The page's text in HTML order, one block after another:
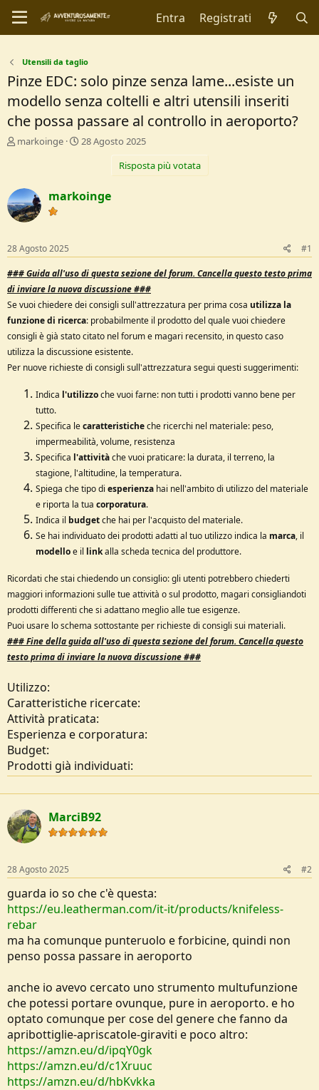
Entra Registrati
Utensili da taglio
Pinze EDC: solo pinze senza lame...esiste un
modello senza coltelli e altri utensili inseriti
che possa passare al controllo in aeroporto?
C
t
o
r
D
i
s
c
u
s
s
i
o
n
e
markoinge
D
d
i
z
o
28 Agosto 2025
Risposta più votata
markoinge
28 Agosto 2025 #1
###Guida all'uso di questa sezione del forum. Cancella questo testo prima
di inviare la nuova discussione ###
Se vuoi chiedere dei consigli sull'attrezzatura per prima cosa utilizza la
funzione di ricerca: probabilmente il prodotto del quale vuoi chiedere
consigli è già stato citato nel forum e magari recensito, in questo caso
utilizza la discussione esistente.
Per nuove richieste di consigli sull'attrezzatura segui questi suggerimenti:
Indica l'utilizzoche vuoi farne: non tutti i prodotti vanno bene per
tutto.
Specifica lecaratteristicheche ricerchi nel materiale: peso,
impermeabilità, volume, resistenza
Specifica l'attivitàche vuoi praticare: la durata, il terreno, la
stagione, l'altitudine, la temperatura.
Spiega che tipo di esperienza hai nell'ambito di utilizzo del materiale
e riporta la tua corporatura.
Indica il budgetche hai per l'acquisto del materiale.
Se hai individuato dei prodotti adatti al tuo utilizzo indica la marca, il
modelloe il linkalla scheda tecnica del produttore.
Ricordati che stai chiedendo un consiglio: gli utenti potrebbero chiederti
maggiori informazioni sulle tue attività o sul prodotto, magari consigliandoti
prodotti differenti che si adattano meglio alle tue esigenze.
Puoi usare lo schema sottostante per richieste di consigli sui materiali.
### Fine della guida all'uso di questa sezione del forum. Cancella questo
testo prima di inviare la nuova discussione ###
Utilizzo:
Caratteristiche ricercate:
Attività praticata:
Esperienza e corporatura:
Budget:
Prodotti già individuati:
MarciB92
28 Agosto 2025 #2
guarda io so che c'è questa:
https://eu.leatherman.com/it-it/products/knifeless-
rebar
ma ha comunque punteruolo e forbicine, quindi non
penso possa passare in aeroporto
anche io avevo cercato uno strumento multufunzione
che potessi portare ovunque, pure in aeroporto. e ho
optato comunque per cose del genere che fanno da
apribottiglie-apriscatole-giraviti e poco altro:
https://amzn.eu/d/ipqY0gk
https://amzn.eu/d/c1Xruuc
https://amzn.eu/d/hbKvkka